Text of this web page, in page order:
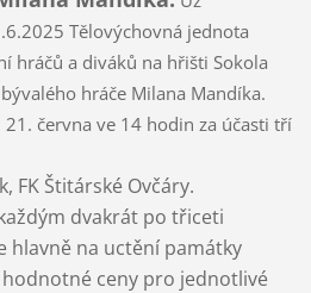
Tělovýchovná jednota
hráčů a diváků na hřišti Sokola
hráče Milana Mandíka.
června ve 14 hodin za účasti tří
FK Štitárské Ovčáry.
dvakrát po třiceti
hlavně na uctění památky
ceny pro jednotlivé